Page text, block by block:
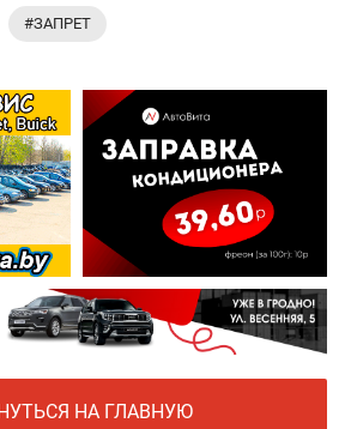
#ЗАПРЕТ
НА ГЛАВНУЮ